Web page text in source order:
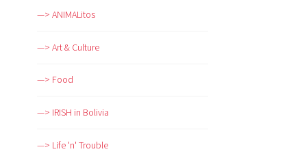
—> ANIMALitos
—> Art & Culture
—> Food
—> IRISH in Bolivia
—> Life 'n' Trouble